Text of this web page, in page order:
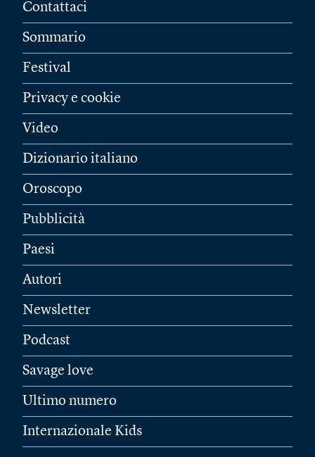
Contattaci
Sommario
Festival
Privacy e cookie
Video
Dizionario italiano
Oroscopo
Pubblicità
Paesi
Autori
Newsletter
Podcast
Savage love
Ultimo numero
Internazionale Kids